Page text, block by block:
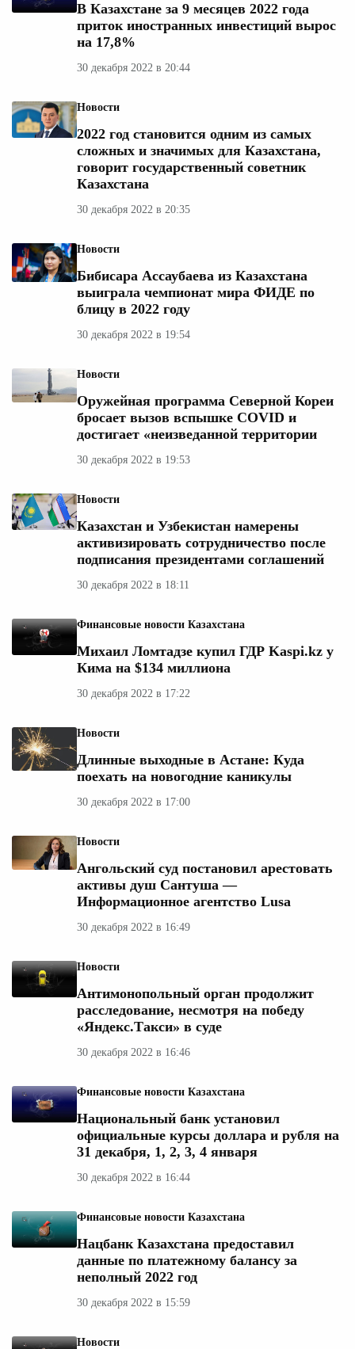
В Казахстане за 9 месяцев 2022 года
приток иностранных инвестиций вырос
на 17,8%
30 декабря 2022 в 20:44
Новости
2022 год становится одним из самых
сложных и значимых для Казахстана,
говорит государственный советник
Казахстана
30 декабря 2022 в 20:35
Новости
Бибисара Ассаубаева из Казахстана
выиграла чемпионат мира ФИДЕ по
блицу в 2022 году
30 декабря 2022 в 19:54
Новости
Оружейная программа Северной Кореи
бросает вызов вспышке COVID и
достигает «неизведанной территории
30 декабря 2022 в 19:53
Новости
Казахстан и Узбекистан намерены
активизировать сотрудничество после
подписания президентами соглашений
30 декабря 2022 в 18:11
Финансовые новости Казахстана
Михаил Ломтадзе купил ГДР Kaspi.kz у
Кима на $134 миллиона
30 декабря 2022 в 17:22
Новости
Длинные выходные в Астане: Куда
поехать на новогодние каникулы
30 декабря 2022 в 17:00
Новости
Ангольский суд постановил арестовать
активы душ Сантуша —
Информационное агентство Lusa
30 декабря 2022 в 16:49
Новости
Антимонопольный орган продолжит
расследование, несмотря на победу
«Яндекс.Такси» в суде
30 декабря 2022 в 16:46
Финансовые новости Казахстана
Национальный банк установил
официальные курсы доллара и рубля на
31 декабря, 1, 2, 3, 4 января
30 декабря 2022 в 16:44
Финансовые новости Казахстана
Нацбанк Казахстана предоставил
данные по платежному балансу за
неполный 2022 год
30 декабря 2022 в 15:59
Новости